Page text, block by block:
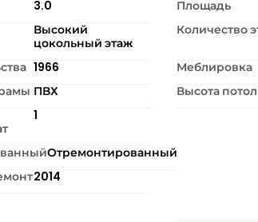
3.0 Площадь
Высокий
цокольный этаж
Количество
1966 Меблировка
ПВХ Высота
1
Отремонтированный
2014